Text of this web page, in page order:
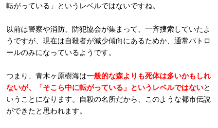
転がっている」というレベルではないですね。
以前は警察や消防、防犯協会が集まって、一斉捜索していたよ
うですが、現在は自殺者が減少傾向にあるためか、通常パトロ
ールのみになっているようです。
つまり、青木ヶ原樹海は一般的な森よりも死体は多いかもしれ
ないが、「そこら中に転がっている」というレベルではないと
いうことになります。自殺の名所だから、このような都市伝説
ができたと思われます。